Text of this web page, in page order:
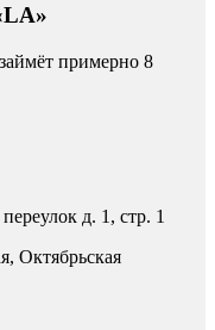
примерно 8
д. 1, стр. 1
Октябрьская